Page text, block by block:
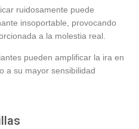
ruidosamente puede
insoportable, provocando
a la molestia real.
pueden amplificar la ira en
a su mayor sensibilidad